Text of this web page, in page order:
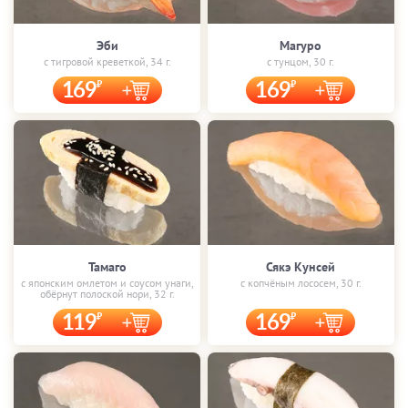
Эби
с тигровой креветкой, 34 г.
169
Магуро
с тунцом, 30 г.
169
Тамаго
с японским омлетом и соусом унаги,
обёрнут полоской нори, 32 г.
119
Сякэ Кунсей
с копчёным лососем, 30 г.
169